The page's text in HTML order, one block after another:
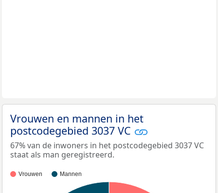
Vrouwen en mannen in het
postcodegebied 3037 VC
67% van de inwoners in het postcodegebied 3037 VC
staat als man geregistreerd.
Vrouwen Mannen